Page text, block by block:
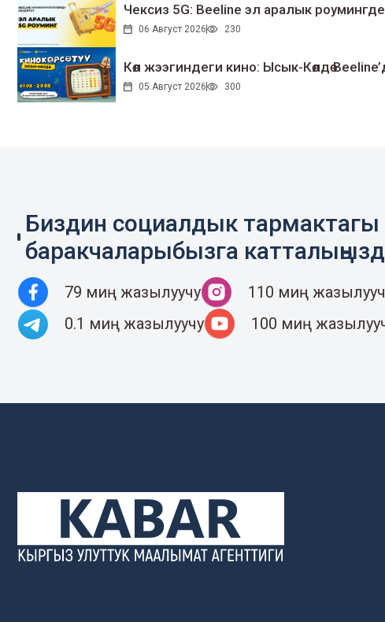
Чексиз 5G: Beeline эл аралык
06 Август 2026 230
Көл жээгиндеги кино: Ысык-Көлдө
05 Август 2026 300
Биздин социалдык тармактагы
баракчаларыбызга
79 миң жазылуучу
110 миң
0.1 миң жазылуучу
100 миң